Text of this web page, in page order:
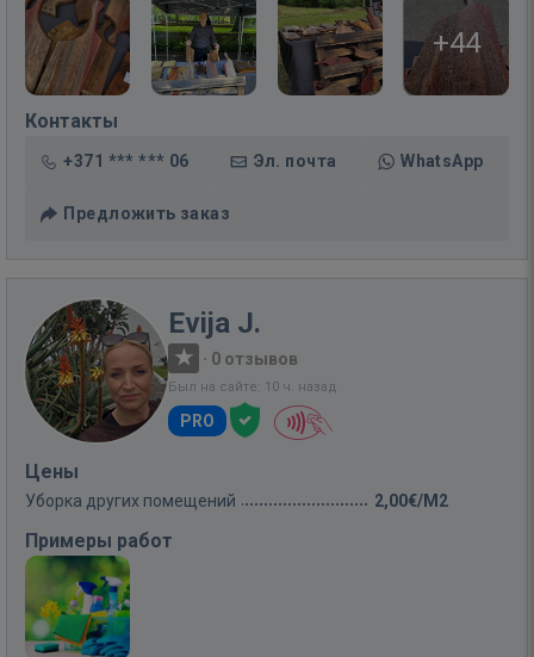
+44
Контакты
+371 *** *** 06 Эл. почта WhatsApp
Предложить заказ
Evija J.
· 0 отзывов
Был на сайте: 10 ч. назад
PRO
Цены
Уборка других помещений 2,00€/M2
Примеры работ